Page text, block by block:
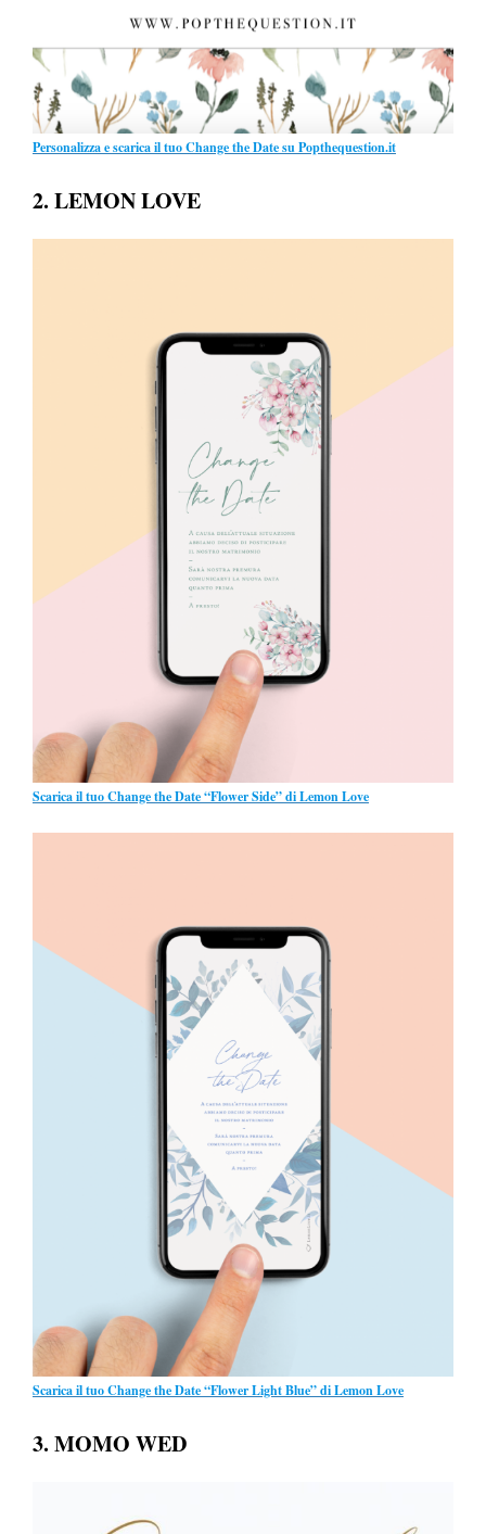
Personalizza e scarica il tuo Change the Date su Popthequestion.it
2. LEMON LOVE
Scarica il tuo Change the Date “Flower Side” di Lemon Love
Scarica il tuo Change the Date “Flower Light Blue” di Lemon Love
3. MOMO WED